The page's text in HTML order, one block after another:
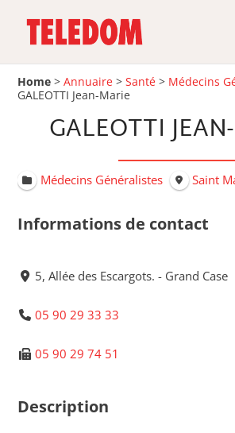
Home >Annuaire >Santé > Médecins
GALEOTTI Jean-Marie
GALEOTTI
Médecins Généralistes Saint
Informations de contact
5, Allée des Escargots. - Grand Case
05 90 29 33 33
05 90 29 74 51
Description